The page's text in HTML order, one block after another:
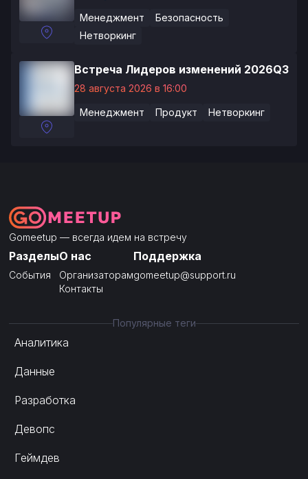
Менеджмент
Безопасность
Нетворкинг
Встреча Лидеров изменений 2026Q3
28 августа 2026 в 16:00
Менеджмент Продукт Нетворкинг
Gomeetup — всегда идем на встречу
Разделы
События
О нас
Организаторам
Контакты
Поддержка
gomeetup@support.ru
Популярные теги
Аналитика
Данные
Разработка
Девопс
Геймдев